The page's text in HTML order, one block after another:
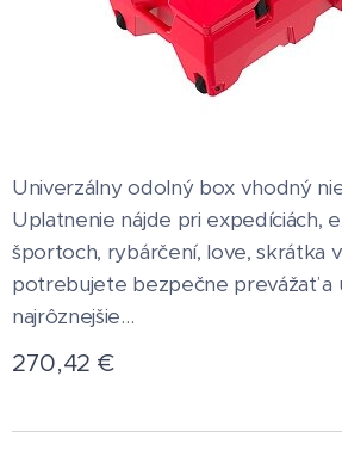
Univerzálny odolný box vhodný
Uplatnenie nájde pri expedíciách,
športoch, rybárčení, love, skrátka
potrebujete bezpečne prevážať a
najrôznejšie...
270,42 €